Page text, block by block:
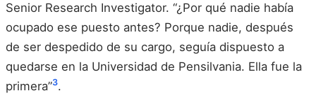
Senior Research Investigator. “¿Por qué nadie había
ocupado ese puesto antes? Porque nadie, después
de ser despedido de su cargo, seguía dispuesto a
quedarse en la Universidad de Pensilvania. Ella fue la
primera”3.